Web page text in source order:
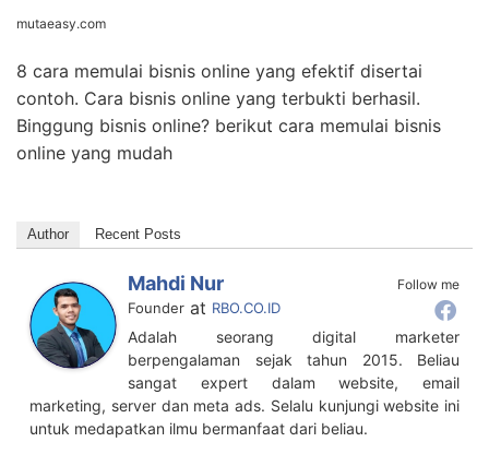
mutaeasy.com
8 cara memulai bisnis online yang efektif disertai
contoh. Cara bisnis online yang terbukti berhasil.
Binggung bisnis online? berikut cara memulai bisnis
online yang mudah
Author Recent Posts
Follow me
Mahdi Nur
Founder at RBO.CO.ID
Adalah seorang digital marketer
berpengalaman sejak tahun 2015. Beliau
sangat expert dalam website, email
marketing, server dan meta ads. Selalu kunjungi website ini
untuk medapatkan ilmu bermanfaat dari beliau.